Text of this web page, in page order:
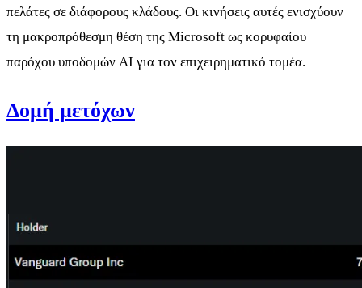
πελάτες σε διάφορους κλάδους. Οι κινήσεις αυτές ενισχύουν
τη μακροπρόθεσμη θέση της Microsoft ως κορυφαίου
παρόχου υποδομών AI για τον επιχειρηματικό τομέα.
Δομή μετόχων